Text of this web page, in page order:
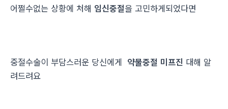
어쩔수없는 상황에 처해 임신중절을 고민하게되었다면
중절수술이 부담스러운 당신에게 약물중절 미프진 대해 알
려드려요